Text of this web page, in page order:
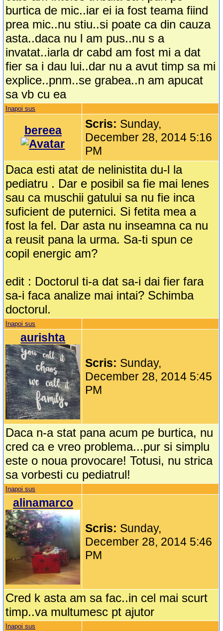
burtica de mic..iar ei ia fost teama fiind
prea mic..nu stiu..si poate ca din cauza
asta..daca nu l am pus..nu s a
invatat..iarla dr cabd am fost mi a dat
fier sa i dau lui..dar nu a avut timp sa mi
explice..pnm..se grabea..n am apucat
sa vb cu ea
Inapoi sus
bereea Scris: Sunday,
December 28, 2014 5:16
PM
Daca esti atat de nelinistita du-l la
pediatru . Dar e posibil sa fie mai lenes
sau ca muschii gatului sa nu fie inca
suficient de puternici. Si fetita mea a
fost la fel. Dar asta nu inseamna ca nu
a reusit pana la urma. Sa-ti spun ce
copil energic am?
edit : Doctorul ti-a dat sa-i dai fier fara
sa-i faca analize mai intai? Schimba
doctorul.
Inapoi sus
aurishta
Scris: Sunday,
December 28, 2014 5:45
PM
Daca n-a stat pana acum pe burtica, nu
cred ca e vreo problema...pur si simplu
este o noua provocare! Totusi, nu strica
sa vorbesti cu pediatrul!
Inapoi sus
alinamarco
Scris: Sunday,
December 28, 2014 5:46
PM
Cred k asta am sa fac..in cel mai scurt
timp..va multumesc pt ajutor
Inapoi sus